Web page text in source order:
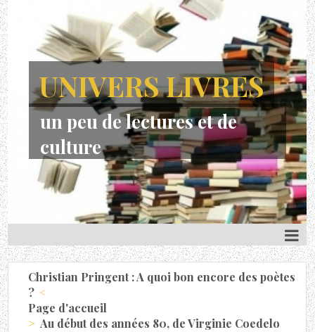
UNIVERS LIVRES
un peu de lectures et de
culture
Christian Pringent : A quoi bon encore des poètes
?
Page d'accueil
Au début des années 80, de Virginie Coedelo